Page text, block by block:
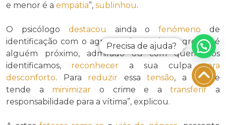
e menor é a empatia”, sublinhou.
O psicólogo destacou ainda ofenómeno de
identificação com o agressor. “Quando o agressor é
alguém próximo, admirado ou com quem nos
identificamos, reconhecer a sua culpagera
desconforto. Para reduzir essa tensão, a mente
tende a minimizar o crime e atransferira
responsabilidade para a vítima”, explicou.
Precisa de ajuda?